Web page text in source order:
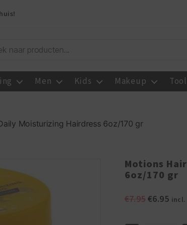
Men Kids Makeup
Moisturizing Hairdress 6oz/170 gr
Motions
6oz/170 gr
€7.95 €6.95 incl.